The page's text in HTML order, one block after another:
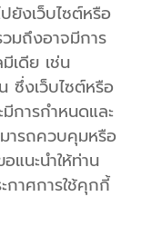
ยังเว็บไซต์หรือ
มถึงอาจมีการ
เดีย เช่น
ซึ่งเว็บไซต์หรือ
การกำหนดและ
ารถควบคุมหรือ
นะนำให้ท่าน
กาศการใช้คุกกี้